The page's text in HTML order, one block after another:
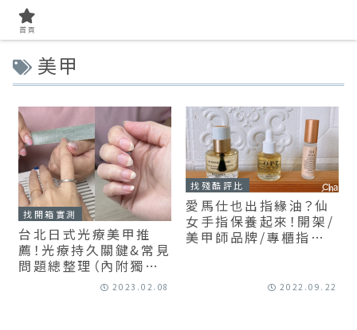
美甲
找開箱實測
台北日式光療美甲推
薦！光療持久關鍵&常見
問題總整理（內附獨家
2023.02.08
找殘酷評比
愛馬仕也出指緣油？仙
女手指保養起來！開架/
美甲師品牌/專櫃指緣
2022.09.22
首頁